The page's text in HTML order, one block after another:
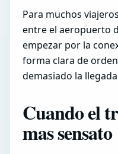
Para muchos
entre el aeropuerto
empezar por la
forma clara de
demasiado la
Cuando el
mas sensato